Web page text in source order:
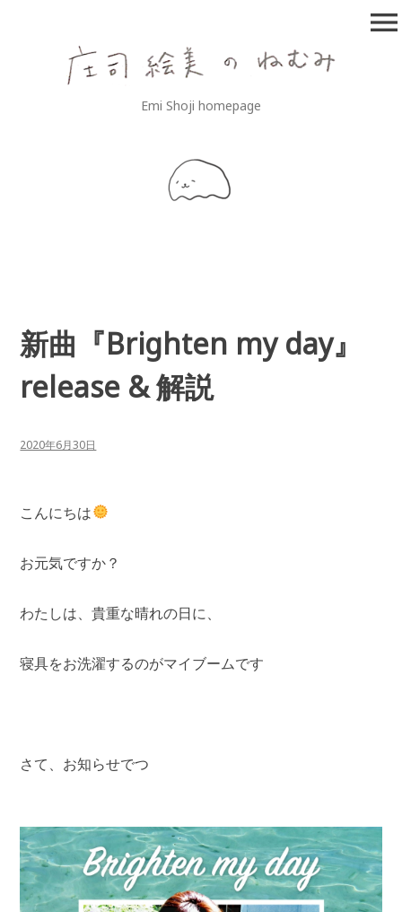
庄司絵美のねむみ
Emi Shoji homepage
menu
新曲『Brighten my day』
release & 解説
2020年6月30日
こんにちは
お元気ですか？
わたしは、貴重な晴れの日に、
寝具をお洗濯するのがマイブームです
さて、お知らせでつ